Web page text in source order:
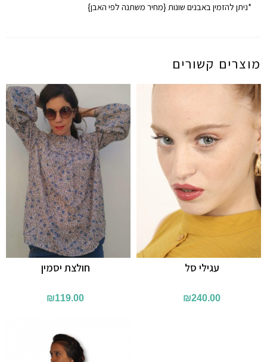
*ניתן להזמין באבנים שונות {מחיר משתנה לפי האבן}
מוצרים קשורים
חולצת יסמין
₪119.00
עגילי סל
₪240.00